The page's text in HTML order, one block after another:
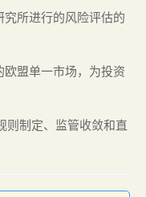
所进行的风险评估的
盟单一市场，为投资
则制定、监管收敛和直